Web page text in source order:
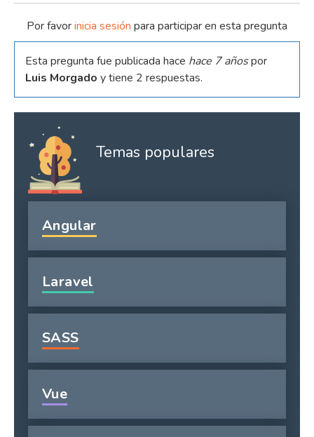
Por favorinicia sesión para participar en esta pregunta
Esta pregunta fue publicada hace hace 7 añospor
Luis Morgado y tiene 2 respuestas.
Temas populares
Angular
Laravel
SASS
Vue